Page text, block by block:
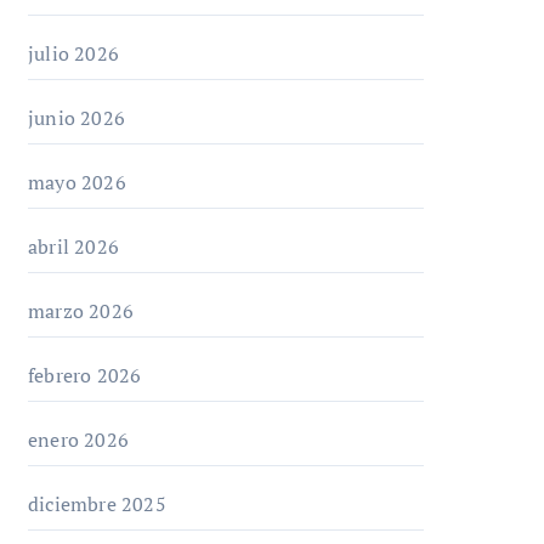
julio 2026
junio 2026
mayo 2026
abril 2026
marzo 2026
febrero 2026
enero 2026
diciembre 2025